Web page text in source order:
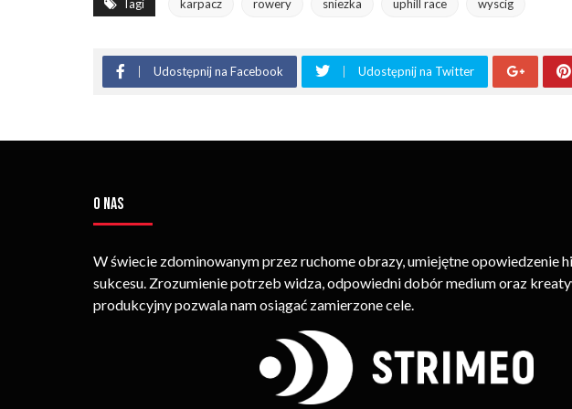
Tagi karpacz rowery sniezka uphill race wyscig
Udostępnij na Facebook Udostępnij na Twitter
O NAS
W świecie zdominowanym przez ruchome obrazy, umiejętne opowiedzenie
sukcesu. Zrozumienie potrzeb widza, odpowiedni dobór medium oraz
produkcyjny pozwala nam osiągać zamierzone cele.